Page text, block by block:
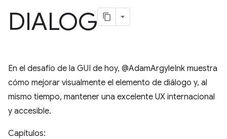
DIALOG
En el desafío de la GUI de hoy, @AdamArgyleInk muestra
cómo mejorar visualmente el elemento de diálogo y, al
mismo tiempo, mantener una excelente UX internacional
y accesible.
Capítulos: